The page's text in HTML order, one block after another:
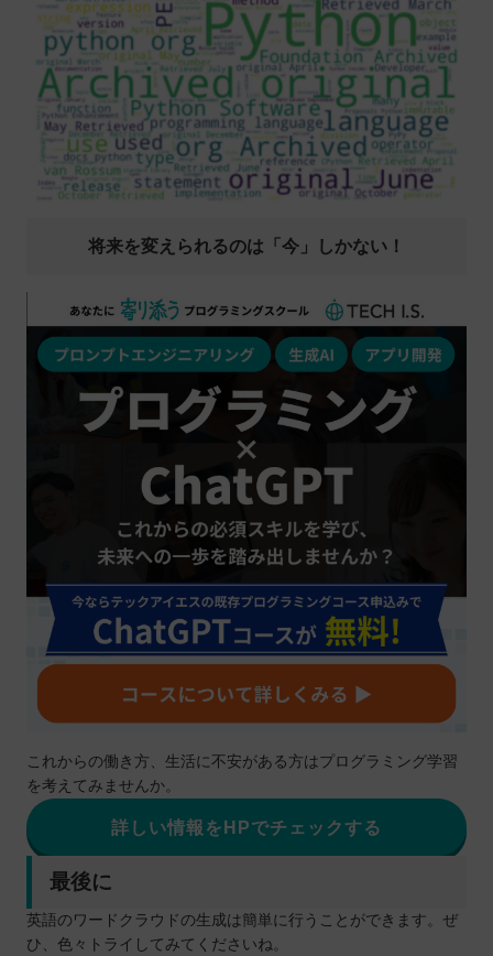
将来を変えられるのは「今」しかない！
これからの働き方、生活に不安がある方はプログラミング学習
を考えてみませんか。
詳しい情報をHPでチェックする
最後に
英語のワードクラウドの生成は簡単に行うことができます。ぜ
ひ、色々トライしてみてくださいね。